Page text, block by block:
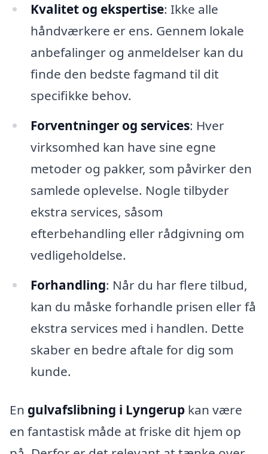
Kvalitet og ekspertise: Ikke alle
håndværkere er ens. Gennem lokale
anbefalinger og anmeldelser kan du
finde den bedste fagmand til dit
specifikke behov.
Forventninger og services: Hver
virksomhed kan have sine egne
metoder og pakker, som påvirker den
samlede oplevelse. Nogle tilbyder
ekstra services, såsom
efterbehandling eller rådgivning om
vedligeholdelse.
Forhandling: Når du har flere tilbud,
kan du måske forhandle prisen eller få
ekstra services med i handlen. Dette
skaber en bedre aftale for dig som
kunde.
En gulvafslibning i Lyngerup kan være
en fantastisk måde at friske dit hjem op